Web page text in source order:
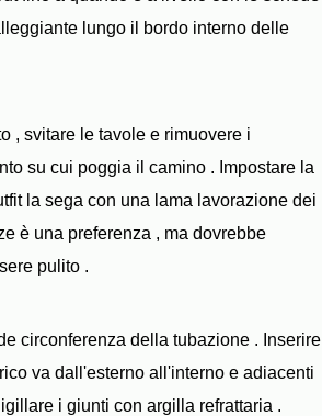
lungo il bordo interno delle
, svitare le tavole e rimuovere i
su cui poggia il camino . Impostare la
la sega con una lama lavorazione dei
è una preferenza , ma dovrebbe
pulito .
circonferenza della tubazione . Inserire
va dall'esterno all'interno e adiacenti
i giunti con argilla refrattaria .